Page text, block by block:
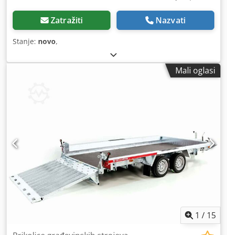
Zatražiti Nazvati
Stanje: novo,
Mali oglasi
1 / 15